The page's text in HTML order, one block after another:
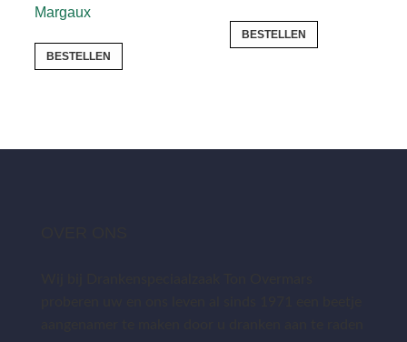
Margaux
BESTELLEN
BESTELLEN